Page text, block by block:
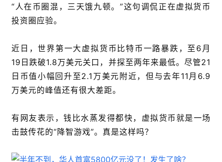
“人在币圈混，三天饿九顿。”这句调侃正在虚拟货币
投资圈应验。
近日，世界第一大虚拟货币比特币一路暴跌，至6月
19日跌破1.8万美元关口，并探至两年来最低。尽管21
日币值小幅回升至2.1万美元附近，但与去年11月6.9
万美元的峰值还有很大差距。
有网友表示，钱比水蒸发得都快，虚拟货币就是一场
击鼓传花的“降智游戏”。真是这样吗？